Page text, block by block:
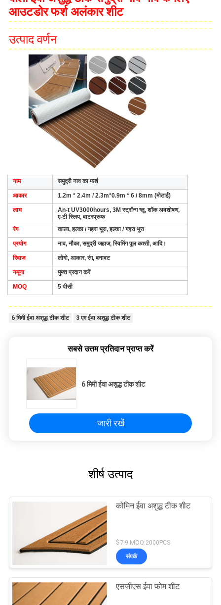
साइटमैप
PRIVACY
POLICY
आउटडोर फर्श अलंकार शीट
उत्पाद वर्णन
नाम समुद्री नाव का फर्श
आकार 1.2m * 2.4m / 2.3m*0.9m * 6 / 8mm (मोटाई)
लाभ
An-t UV3000hours, 3M स्ट्रॉन्ग ग्लू, शॉक अवशोषण,
ए-टी स्लिप, वाटरप्रूफ
रंग
काला, हल्का / गहरा भूरा, हल्का / गहरा भूरा
प्रयोग नाव, नौका, समुद्री जहाज, स्विमिंग पूल कश्ती, आदि।
रिवाज लोगो, आकार, रंग, बनावट
नमूना मुफ्त प्रदान करें
MOQ 5 पीसी
6 मिमी ईवा अशुद्ध टीक शीट 3 एम ईवा अशुद्ध टीक शीट
सबसे उत्तम प्रतिदान प्राप्त करें
6 मिमी ईवा अशुद्ध टीक शीट
जारी रखें
शीर्ष उत्पाद
कोमिन ईवा अशुद्ध टीक शीट
$7-9 MOQ:2000PCS
संपर्क
एसजीएस ईवा फोम शीट